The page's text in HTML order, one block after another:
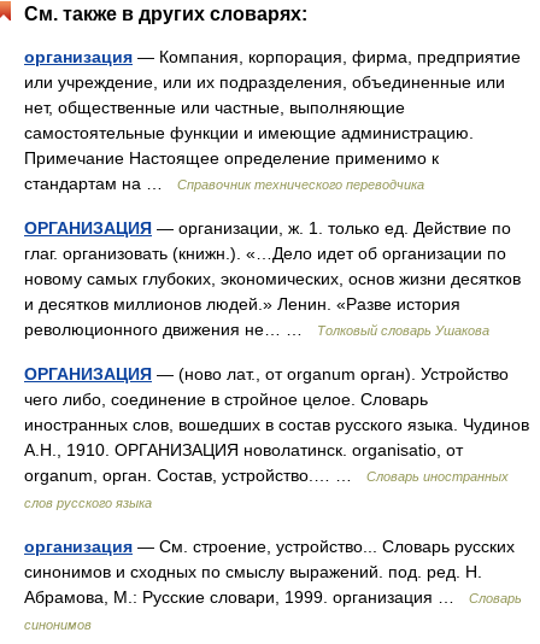
См. также в других словарях:
организация — Компания, корпорация, фирма, предприятие
или учреждение, или их подразделения, объединенные или
нет, общественные или частные, выполняющие
самостоятельные функции и имеющие администрацию.
Примечание Настоящее определение применимо к
стандартам на …
Справочник технического переводчика
ОРГАНИЗАЦИЯ — организации, ж. 1. только ед. Действие по
глаг. организовать (книжн.). «…Дело идет об организации по
новому самых глубоких, экономических, основ жизни десятков
и десятков миллионов людей.» Ленин. «Разве история
революционного движения не… …
Толковый словарь Ушакова
ОРГАНИЗАЦИЯ — (ново лат., от organum орган). Устройство
чего либо, соединение в стройное целое. Словарь
иностранных слов, вошедших в состав русского языка. Чудинов
А.Н., 1910. ОРГАНИЗАЦИЯ новолатинск. organisatio, от
organum, орган. Состав, устройство.… …
Словарь иностранных
слов русского языка
организация — См. строение, устройство... Словарь русских
синонимов и сходных по смыслу выражений. под. ред. Н.
Абрамова, М.: Русские словари, 1999. организация …
Словарь
синонимов